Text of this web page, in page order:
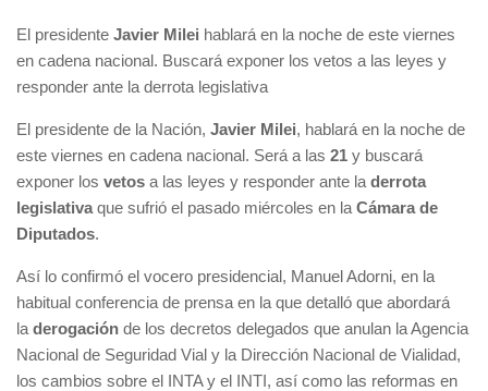
El presidente Javier Milei hablará en la noche de este viernes
en cadena nacional. Buscará exponer los vetos a las leyes y
responder ante la derrota legislativa
El presidente de la Nación, Javier Milei, hablará en la noche de
este viernes en cadena nacional. Será a las 21 y buscará
exponer los vetos a las leyes y responder ante la derrota
legislativa que sufrió el pasado miércoles en la Cámara de
Diputados.
Así lo confirmó el vocero presidencial, Manuel Adorni, en la
habitual conferencia de prensa en la que detalló que abordará
la derogación de los decretos delegados que anulan la Agencia
Nacional de Seguridad Vial y la Dirección Nacional de Vialidad,
los cambios sobre el INTA y el INTI, así como las reformas en